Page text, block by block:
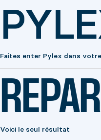
Faites enter Pylex dans
Voici le seul résultat